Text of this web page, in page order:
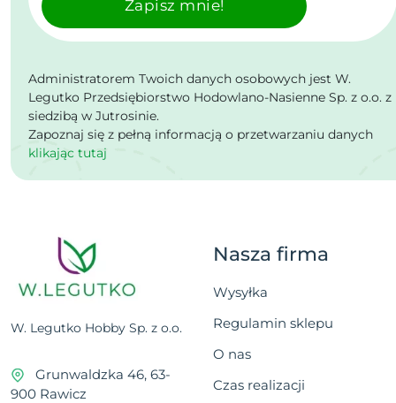
Zapisz mnie!
Administratorem Twoich danych osobowych jest W.
Legutko Przedsiębiorstwo Hodowlano-Nasienne Sp. z o.o. z
siedzibą w Jutrosinie.
Zapoznaj się z pełną informacją o przetwarzaniu danych
klikając tutaj
W. Legutko Hobby Sp. z o.o.
Grunwaldzka 46, 63-
900 Rawicz
Nasza firma
Wysyłka
Regulamin sklepu
O nas
Czas realizacji